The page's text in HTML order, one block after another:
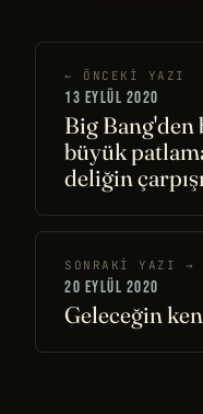
← ÖNCEKI YAZI
13 EYLÜL 2020
Big Bang'den
büyük
deliğin
SONRAKI YAZI →
20 EYLÜL 2020
Geleceğin